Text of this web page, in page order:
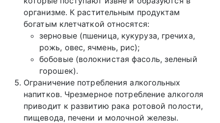
организме. К растительным продуктам
богатым клетчаткой относятся:
зерновые (пшеница, кукуруза, гречиха,
рожь, овес, ячмень, рис);
бобовые (волокнистая фасоль, зеленый
горошек).
Ограничение потребления алкогольных
напитков. Чрезмерное потребление алкоголя
приводит к развитию рака ротовой полости,
пищевода, печени и молочной железы.